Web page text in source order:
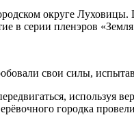
округе
в серии пленэров
свои силы,
используя
городка